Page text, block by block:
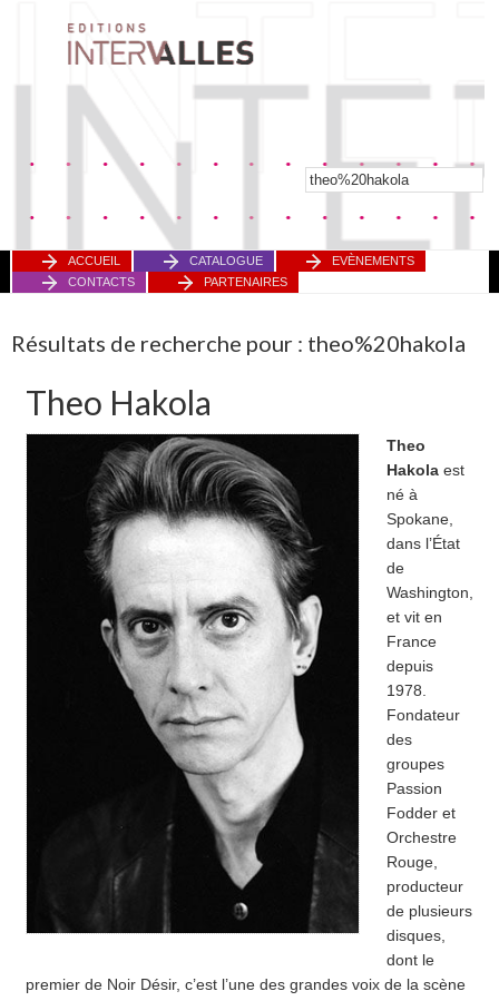
ACCUEIL CATALOGUE
EVÈNEMENTS
CONTACTS
PARTENAIRES
Résultats de recherche pour : theo%20hakola
Theo Hakola
Theo
Hakolaest
né à
Spokane,
dans l’État
de
Washington,
et vit en
France
depuis
1978.
Fondateur
des
groupes
Passion
Fodder et
Orchestre
Rouge,
producteur
de plusieurs
disques,
dont le
premier de Noir Désir, c’est l’une des grandes voix de la scène